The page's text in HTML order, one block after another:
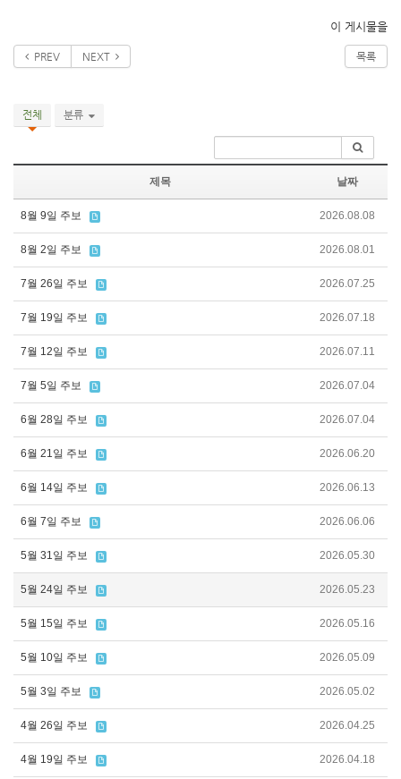
이 게시물을
PREV NEXT 목록
전체 분류
제목 날짜
8월 9일 주보 2026.08.08
8월 2일 주보 2026.08.01
7월 26일 주보 2026.07.25
7월 19일 주보 2026.07.18
7월 12일 주보 2026.07.11
7월 5일 주보 2026.07.04
6월 28일 주보 2026.07.04
6월 21일 주보 2026.06.20
6월 14일 주보 2026.06.13
6월 7일 주보 2026.06.06
5월 31일 주보 2026.05.30
5월 24일 주보 2026.05.23
5월 15일 주보 2026.05.16
5월 10일 주보 2026.05.09
5월 3일 주보 2026.05.02
4월 26일 주보 2026.04.25
4월 19일 주보 2026.04.18